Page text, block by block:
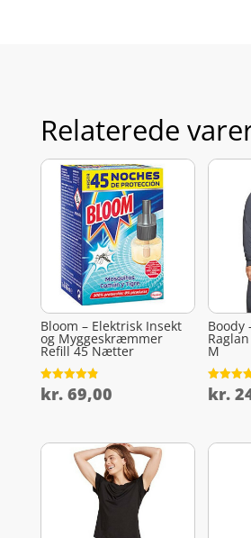
Relaterede
Bloom – Elektrisk Insekt
og Myggeskræmmer
Refill 45 Nætter
Vurderet
4.9
kr.69,00
Boody
M
Vurderet
4.4
kr.